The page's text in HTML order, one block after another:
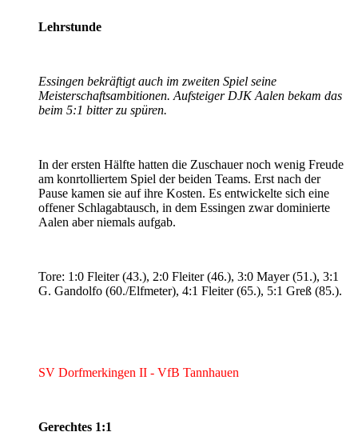
Lehrstunde
Essingen bekräftigt auch im zweiten Spiel seine
Meisterschaftsambitionen. Aufsteiger DJK Aalen bekam das
beim 5:1 bitter zu spüren.
In der ersten Hälfte hatten die Zuschauer noch wenig Freude
am konrtolliertem Spiel der beiden Teams. Erst nach der
Pause kamen sie auf ihre Kosten. Es entwickelte sich eine
offener Schlagabtausch, in dem Essingen zwar dominierte
Aalen aber niemals aufgab.
Tore: 1:0 Fleiter (43.), 2:0 Fleiter (46.), 3:0 Mayer (51.), 3:1
G. Gandolfo (60./Elfmeter), 4:1 Fleiter (65.), 5:1 Greß (85.).
SV Dorfmerkingen II - VfB Tannhauen
Gerechtes 1:1